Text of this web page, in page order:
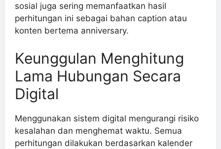
sosial juga sering memanfaatkan hasil
perhitungan ini sebagai bahan caption atau
konten bertema anniversary.
Keunggulan Menghitung
Lama Hubungan Secara
Digital
Menggunakan sistem digital mengurangi risiko
kesalahan dan menghemat waktu. Semua
perhitungan dilakukan berdasarkan kalender